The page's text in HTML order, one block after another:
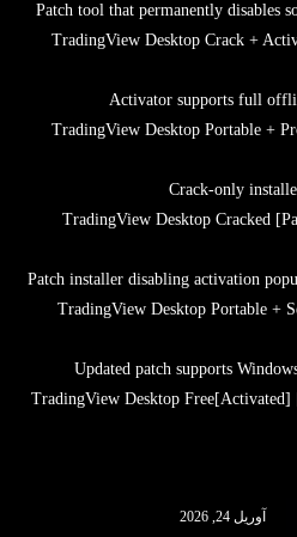
Patch tool that permanently disables
TradingView Desktop Crack +
Activator supports full
TradingView Desktop Portable +
Crack-only
TradingView Desktop Cracked
Patch installer disabling activation
TradingView Desktop Portable +
Updated patch supports
TradingView Desktop
آوریل 24, 2026